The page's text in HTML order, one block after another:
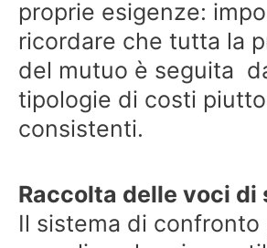
proprie esigenze:
ricordare che tutta la
del mutuo è seguita
tipologie di costi
consistenti.
Raccolta delle voci di
Il sistema di confronto